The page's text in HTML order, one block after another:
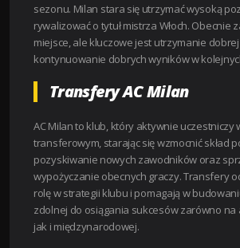
sezonu. Milan stara się utrzymać wysoką
rywalizować o tytuł mistrza Włoch. Obecnie
miejsce, ale kluczowe jest utrzymanie
kontynuowanie dobrych wyników w
Transfery AC Milan
AC Milan to klub, który aktywnie uczestniczy
transferowym, starając się wzmocnić skład
pozyskiwanie nowych zawodników oraz
wypożyczanie obecnych graczy. Transfery
rolę w strategii klubu i pomagają w
zdolnej do osiągania sukcesów zarówno
jak i międzynarodowej.